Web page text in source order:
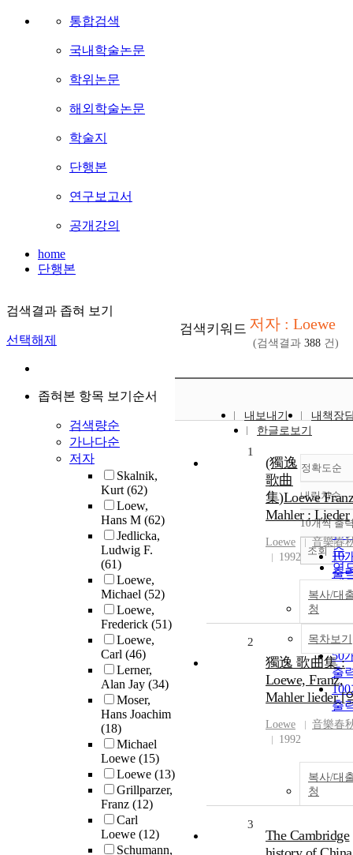
통합검색
국내학술논문
학위논문
해외학술논문
학술지
단행본
연구보고서
공개강의
home
단행본
검색결과 좁혀 보기
선택해제
좁혀본 항목 보기순서
검색량순
가나다순
저자
Skalnik,
Kurt(62)
Loew,
Hans M (62)
Jedlicka,
Ludwig F.
(61)
Loewe,
Michael (52)
Loewe,
Frederick (51)
Loewe,
Carl (46)
Lerner,
Alan Jay (34)
Moser,
Hans Joachim
(18)
Michael
Loewe (15)
Loewe (13)
Grillparzer,
Franz (12)
Carl
Loewe (12)
Schumann,
검색키워드 저자 : Loewe
(검색결과 388 건)
내보내기
내책장
한글로보기
정확도순
정
순
인
순
연
제
저
관
내림차순
내
10개씩 출
10
출
20
30
출
50
출
출
조회
1
(獨逸
歌曲
集)Loewe
Mahler : Lieder
Loewe
音樂春
1992
복사/대
청
목차보기
2
獨逸 歌曲集 :
Loewe, Franz,
Mahler lieder [
Loewe
音樂春
1992
복사/대
청
3
The Cambridge